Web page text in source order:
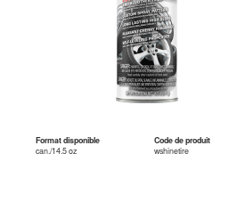
Format disponible
Code de produit
can./14.5 oz
wshinetire